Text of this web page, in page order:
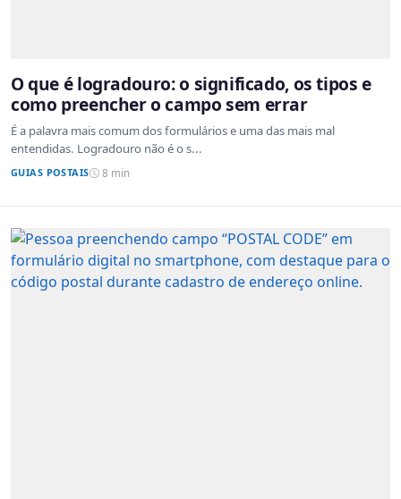
O que é logradouro: o significado, os tipos e
como preencher o campo sem errar
É a palavra mais comum dos formulários e uma das mais mal
entendidas. Logradouro não é o s...
GUIAS POSTAIS 8 min